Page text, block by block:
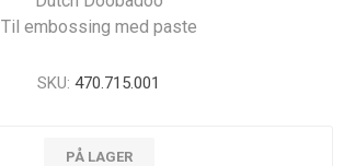
Til embossing med paste
SKU: 470.715.001
PÅ LAGER